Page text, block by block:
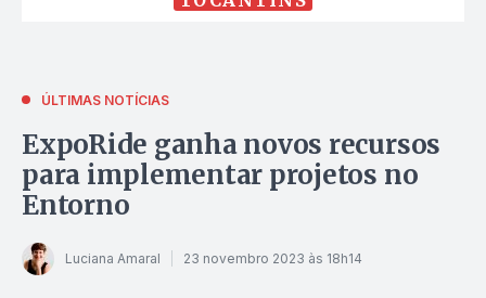
ÚLTIMAS NOTÍCIAS
ExpoRide ganha novos recursos
para implementar projetos no
Entorno
Luciana Amaral 23 novembro 2023 às 18h14